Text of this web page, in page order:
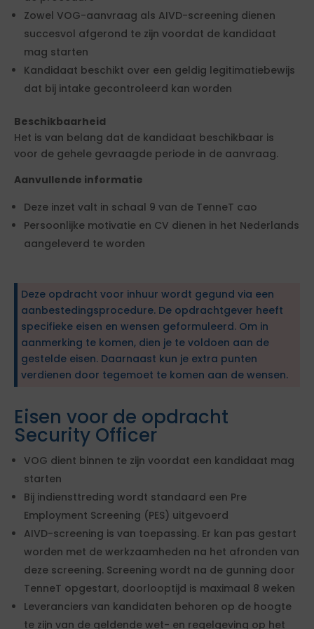
Zowel VOG-aanvraag als AIVD-screening dienen
succesvol afgerond te zijn voordat de kandidaat
mag starten
Kandidaat beschikt over een geldig legitimatiebewijs
dat bij intake gecontroleerd kan worden
Beschikbaarheid
Het is van belang dat de kandidaat beschikbaar is
voor de gehele gevraagde periode in de aanvraag.
Aanvullende informatie
Deze inzet valt in schaal 9 van de TenneT cao
Persoonlijke motivatie en CV dienen in het Nederlands
aangeleverd te worden
Deze opdracht voor inhuur wordt gegund via een
aanbestedingsprocedure. De opdrachtgever heeft
specifieke eisen en wensen geformuleerd. Om in
aanmerking te komen, dien je te voldoen aan de
gestelde eisen. Daarnaast kun je extra punten
verdienen door tegemoet te komen aan de wensen.
Eisen voor de opdracht
Security Officer
VOG dient binnen te zijn voordat een kandidaat mag
starten
Bij indiensttreding wordt standaard een Pre
Employment Screening (PES) uitgevoerd
AIVD-screening is van toepassing. Er kan pas gestart
worden met de werkzaamheden na het afronden van
deze screening. Screening wordt na de gunning door
TenneT opgestart, doorlooptijd is maximaal 8 weken
Leveranciers van kandidaten behoren op de hoogte
te zijn van de geldende wet- en regelgeving op het